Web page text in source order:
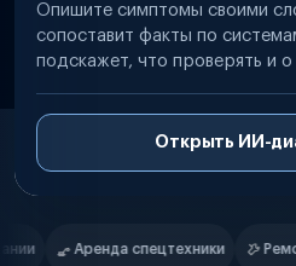
Опишите симптомы своими
сопоставит факты по
подскажет, что проверять и
Открыть ИИ-
Нам доверяют
Ремонт спецтехники Ритейл-сети
Маркетплейсы